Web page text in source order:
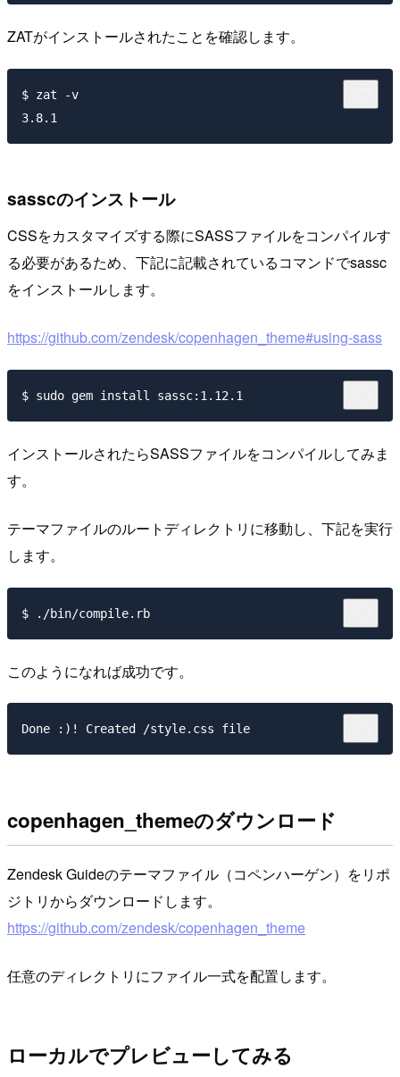
ZATがインストールされたことを確認します。
$ zat -v
sasscのインストール
CSSをカスタマイズする際にSASSファイルをコンパイルす
る必要があるため、下記に記載されているコマンドでsassc
をインストールします。
https://github.com/zendesk/copenhagen_theme#using-sass
インストールされたらSASSファイルをコンパイルしてみま
す。
テーマファイルのルートディレクトリに移動し、下記を実行
します。
このようになれば成功です。
copenhagen_themeのダウンロード
Zendesk Guideのテーマファイル（コペンハーゲン）をリポ
ジトリからダウンロードします。
https://github.com/zendesk/copenhagen_theme
任意のディレクトリにファイル一式を配置します。
ローカルでプレビューしてみる